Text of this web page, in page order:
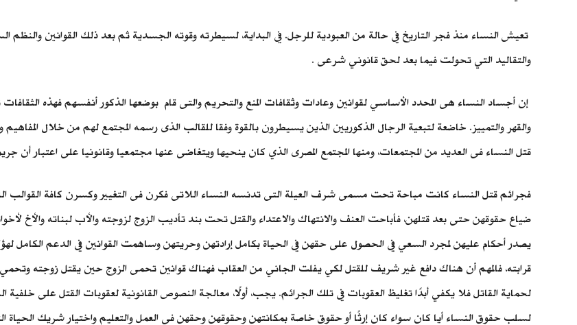
تعيش النساء منذ فجر التاريخ في حالة من العبودية للرجل. في البداية، لسيطرته وقوته الجسدية ثم بعد ذلك القوانين
والتقاليد التي تحولت فيما بعد لحق قانوني شرعى .
إن أجساد النساء هى المحدد الأساسي لقوانين وعادات وثقافات المنع والتحريم والتى قام بوضعها الذكور أنفسهم فهذه
والقهر والتمييز. خاضعة لتبعية الرجال الذكوريين الذين يسيطرون بالقوة وفقا للقالب الذى رسمه المجتمع لهم من خلال
قتل النساء فى العديد من المجتمعات، ومنها المجتمع المصرى الذي كان ينحيها ويتغاضى عنها مجتمعيا وقانونيا على اعتبار
فجرائم قتل النساء كانت مباحة تحت مسمى شرف العيلة التى تدنسه النساء اللاتى فكرن فى التغيير وكسرن كافة القوالب
ضياع حقوقهن حتى بعد قتلهن، فأباحت العنف والانتهاك والاعتداء والقتل تحت بند تأديب الزوج لزوجته والأب لبناته والأخ
يصدر أحكام عليهن لمجرد السعي في الحصول على حقهن في الحياة بكامل إرادتهن وحريتهن وساهمت القوانين في الدعم الكامل
قرابته، فالمهم أن هناك دافع غير شريف للقتل لكي يفلت الجاني من العقاب فهناك قوانين تحمى الزوج حين يقتل زوجته
لحماية القاتل فلا يكفي أبدًا تغليظ العقوبات في تلك الجرائم. يجب، أولًا، معالجة النصوص القانونية لعقوبات القتل على خلفية
لسلب حقوق النساء أيا كان سواء كان إرثًا أو حقوق خاصة بمكانتهن وحقوقهن وحقهن فى العمل والتعليم واختيار شريك الحياة